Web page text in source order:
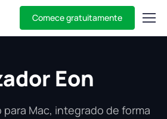
Comece gratuitamente
Eon
Mac, integrado de forma